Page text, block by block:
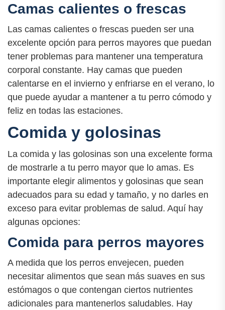
Camas calientes o frescas
Las camas calientes o frescas pueden ser una
excelente opción para perros mayores que puedan
tener problemas para mantener una temperatura
corporal constante. Hay camas que pueden
calentarse en el invierno y enfriarse en el verano, lo
que puede ayudar a mantener a tu perro cómodo y
feliz en todas las estaciones.
Comida y golosinas
La comida y las golosinas son una excelente forma
de mostrarle a tu perro mayor que lo amas. Es
importante elegir alimentos y golosinas que sean
adecuados para su edad y tamaño, y no darles en
exceso para evitar problemas de salud. Aquí hay
algunas opciones:
Comida para perros mayores
A medida que los perros envejecen, pueden
necesitar alimentos que sean más suaves en sus
estómagos o que contengan ciertos nutrientes
adicionales para mantenerlos saludables. Hay